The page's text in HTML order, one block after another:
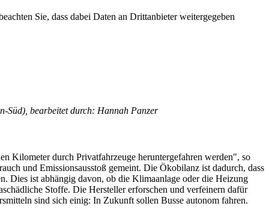
Sie, dass dabei Daten an Drittanbieter weitergegeben
Süd), bearbeitet durch: Hannah Panzer
Kilometer durch Privatfahrzeuge heruntergefahren werden", so
und Emissionsausstoß gemeint. Die Ökobilanz ist dadurch, dass
Dies ist abhängig davon, ob die Klimaanlage oder die Heizung
Stoffe. Die Hersteller erforschen und verfeinern dafür
sind sich einig: In Zukunft sollen Busse autonom fahren.